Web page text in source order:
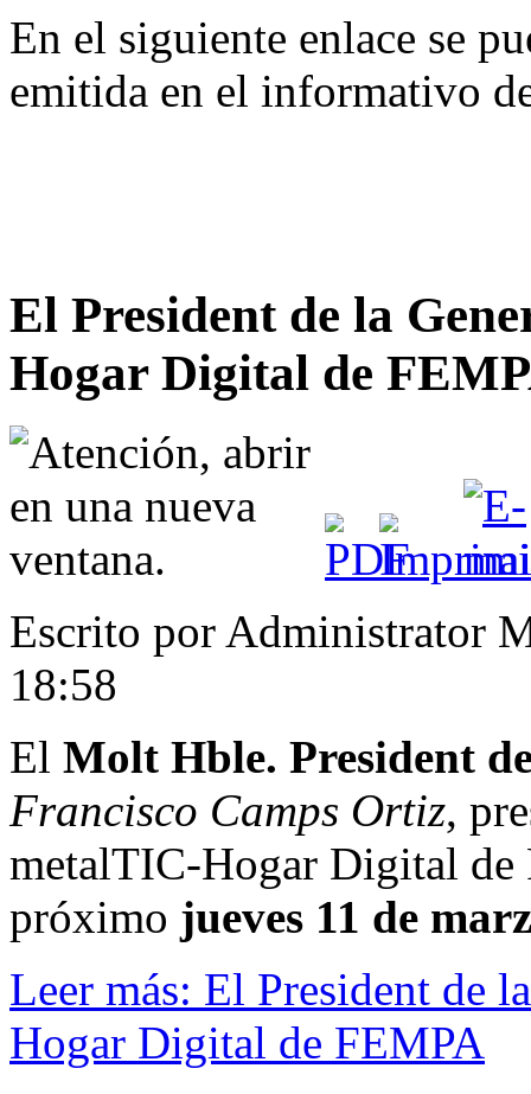
En el siguiente enlace se
emitida en el informativo
El President de la
Hogar Digital de
Escrito por Administrator
18:58
El Molt Hble. President
Francisco Camps Ortiz,
metalTIC-Hogar Digital de
próximo jueves 11 de
Leer más: El President de
Hogar Digital de FEMPA